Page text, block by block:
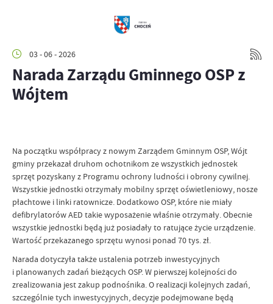
03 - 06 - 2026
Narada Zarządu Gminnego OSP z
Wójtem
Na początku współpracy z nowym Zarządem Gminnym OSP, Wójt
gminy przekazał druhom ochotnikom ze wszystkich jednostek
sprzęt pozyskany z Programu ochrony ludności i obrony cywilnej.
Wszystkie jednostki otrzymały mobilny sprzęt oświetleniowy, nosze
płachtowe i linki ratownicze. Dodatkowo OSP, które nie miały
defibrylatorów AED takie wyposażenie właśnie otrzymały. Obecnie
wszystkie jednostki będą już posiadały to ratujące życie urządzenie.
Wartość przekazanego sprzętu wynosi ponad 70 tys. zł.
Narada dotyczyła także ustalenia potrzeb inwestycyjnych
i planowanych zadań bieżących OSP. W pierwszej kolejności do
zrealizowania jest zakup podnośnika. O realizacji kolejnych zadań,
szczególnie tych inwestycyjnych, decyzje podejmowane będą